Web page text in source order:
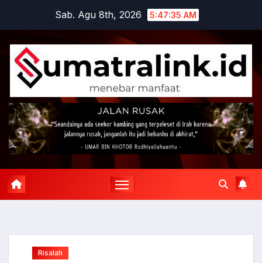
content
Sab. Agu 8th, 2026 5:47:36 AM
Risalah